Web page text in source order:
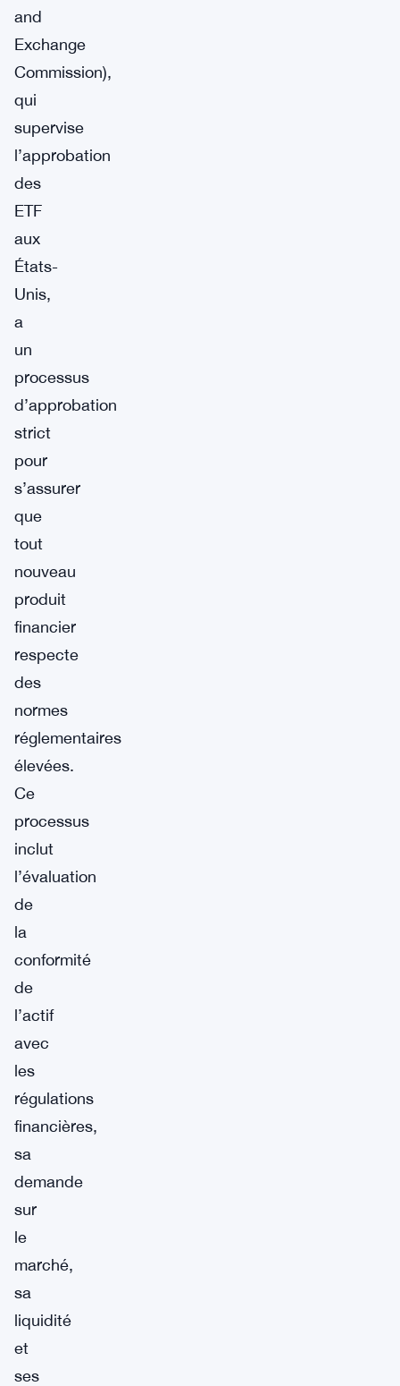
and
Exchange
Commission),
qui
supervise
l’approbation
des
ETF
aux
États-
Unis,
a
un
processus
d’approbation
strict
pour
s’assurer
que
tout
nouveau
produit
financier
respecte
des
normes
réglementaires
élevées.
Ce
processus
inclut
l’évaluation
de
la
conformité
de
l’actif
avec
les
régulations
financières,
sa
demande
sur
le
marché,
sa
liquidité
et
ses